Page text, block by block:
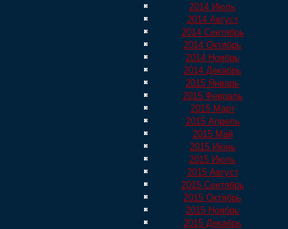
2014 Июль
2014 Август
2014 Сентябрь
2014 Октябрь
2014 Ноябрь
2014 Декабрь
2015 Январь
2015 Февраль
2015 Март
2015 Апрель
2015 Май
2015 Июнь
2015 Июль
2015 Август
2015 Сентябрь
2015 Октябрь
2015 Ноябрь
2015 Декабрь